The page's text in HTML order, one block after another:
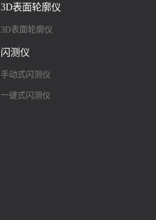
3D表面轮廓仪
3D表面轮廓仪
闪测仪
手动式闪测仪
一键式闪测仪